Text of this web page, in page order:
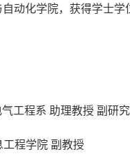
动化学院，获得学士学
工程系 助理教授 副研
程学院 副教授